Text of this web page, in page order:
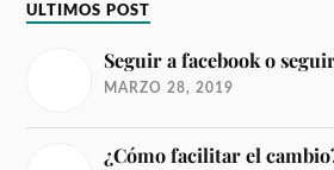
ULTIMOS POST
Seguir a facebook o
MARZO 28, 2019
¿Cómo facilitar el